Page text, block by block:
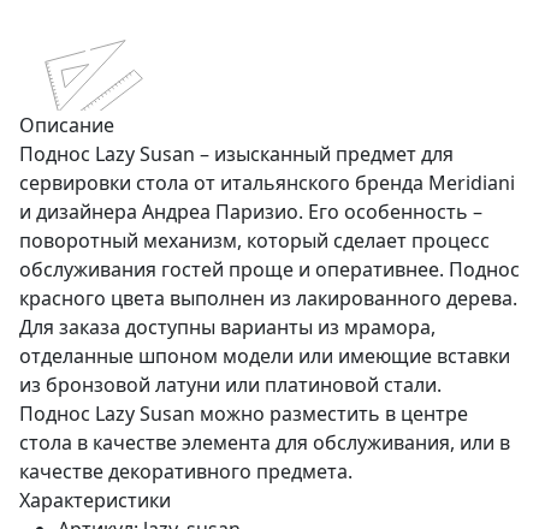
Описание
Поднос Lazy Susan – изысканный предмет для
сервировки стола от итальянского бренда Meridiani
и дизайнера Андреа Паризио. Его особенность –
поворотный механизм, который сделает процесс
обслуживания гостей проще и оперативнее. Поднос
красного цвета выполнен из лакированного дерева.
Для заказа доступны варианты из мрамора,
отделанные шпоном модели или имеющие вставки
из бронзовой латуни или платиновой стали.
Поднос Lazy Susan можно разместить в центре
стола в качестве элемента для обслуживания, или в
качестве декоративного предмета.
Характеристики